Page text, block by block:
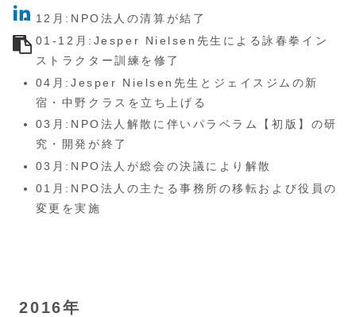
12月:NPO法人の清算が結了
01-12月:Jesper Nielsen先生による詠春拳イン
ストラクター訓練を修了
04月:Jesper Nielsen先生とジェイスジムの新
宿・中野クラスを立ち上げる
03月:NPO法人解散に伴いパラベラム【初版】の研
究・開発が終了
03月:NPO法人が総会の決議により解散
01月:NPO法人の主たる事務所の移転および役員の
変更を実施
2016年